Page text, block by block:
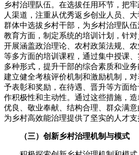
乡村治理队伍。在选拔任用环节，把
人渠道，注重从优秀返乡创业人员、
群体中选拔乡村干部，为乡村治理队
教育方面，制定系统的培训计划，针对
开展涵盖政治理论、农村政策法规、
等多方面的培训课程，通过集中授课
多种形式，提升干部的综合素质和业务
建立健全考核评价机制和激励机制，
予表彰和奖励，在待遇、晋升等方面
作积极性和主动性。通过这些措施，
优良、敬业奉献、结构合理、群众满意
为乡村高效能治理提供了坚实的人才支
（三）创新乡村治理机制与模式